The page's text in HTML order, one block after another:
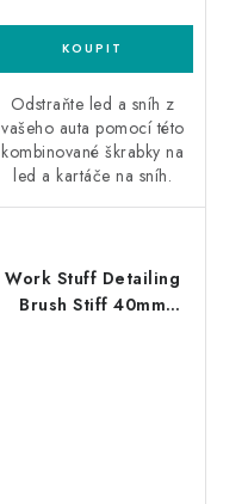
Odstraňte led a sníh z
vašeho auta pomocí této
kombinované škrabky na
led a kartáče na sníh.
Work Stuff Detailing
Brush Stiff 40mm